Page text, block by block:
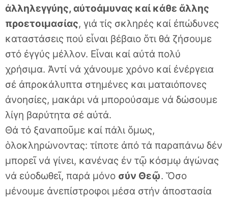
ἀλληλεγγύης, αὐτοάμυνας καί κάθε ἄλλης
προετοιμασίας, γιά τίς σκληρές καί ἐπώδυνες
καταστάσεις πού εἶναι βέβαιο ὅτι θά ζήσουμε
στό ἐγγύς μέλλον. Εἶναι καί αὐτά πολύ
χρήσιμα. Ἀντί νά χάνουμε χρόνο καί ἐνέργεια
σέ ἀπροκάλυπτα στημένες και ματαιόπονες
ἀνοησίες, μακάρι νά μπορούσαμε νά δώσουμε
λίγη βαρύτητα σέ αὐτἀ.
Θά τό ξαναποῦμε καί πάλι ὅμως,
ὁλοκληρώνοντας: τίποτε ἀπό τά παραπάνω δέν
μπορεῖ νά γίνει, κανένας ἐν τῷ κόσμῳ ἀγώνας
νά εὐοδωθεῖ, παρά μόνο σύν Θεῷ. Ὅσο
μένουμε ἀνεπίστροφοι μέσα στήν ἀποστασία